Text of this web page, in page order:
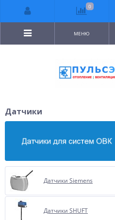
МЕНЮ
Датчики
Датчики Siemens
Датчики SHUFT
0